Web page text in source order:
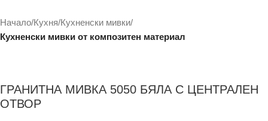
Начало Кухня Кухненски мивки
Кухненски мивки от композитен материал
ГРАНИТНА МИВКА 5050 БЯЛА С ЦЕНТРАЛЕН
ОТВОР